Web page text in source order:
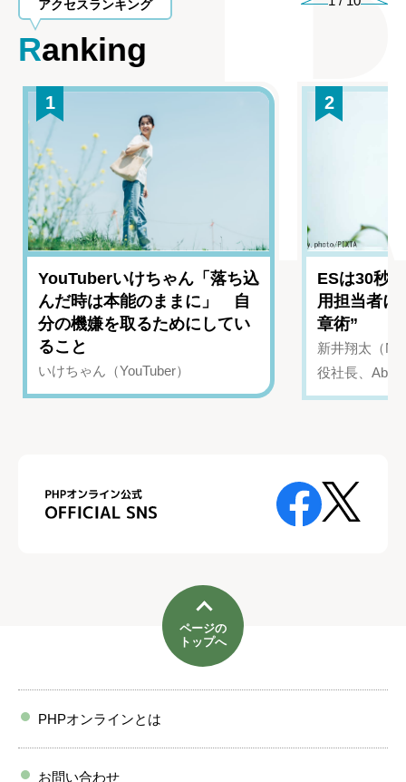
アクセスランキング
Ranking
1
YouTuberいけちゃん「落ち込
んだ時は本能のままに」 自
分の機嫌を取るためにしてい
ること
いけちゃん（YouTuber）
2
ESは30秒
用担当者に
章術”
新井翔太（
役社長、
ページの
トップへ
PHPオンラインとは
お問い合わせ